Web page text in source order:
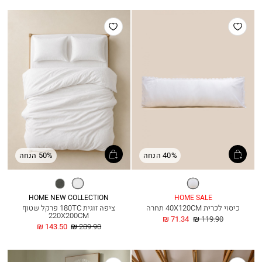
הוסף
למועדפים
40% הנחה
לבן
HOME SALE
כיסוי לכרית 40X120CM תחרה
החל
71.34 ₪ מחיר
119.90 ₪
הוסף
למועדפים
50% הנחה
לבן אפור
כהה
HOME NEW COLLECTION
ציפה זוגית 180TC פרקל שטוף
220X200CM
החל
143.50 ₪ מחיר
289.90 ₪